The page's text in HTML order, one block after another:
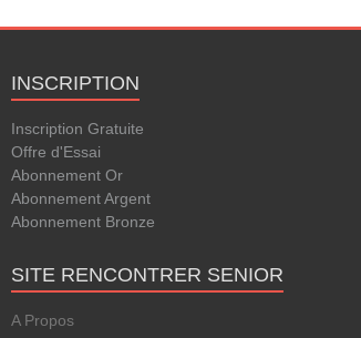
INSCRIPTION
Inscription Gratuite
Offre d'Essai
Abonnement Or
Abonnement Argent
Abonnement Bronze
SITE RENCONTRER SENIOR
A Propos